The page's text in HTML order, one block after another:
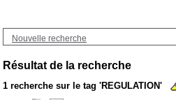
Nouvelle recherche
Résultat de la recherche
1 recherche sur le tag 'REGULATION'